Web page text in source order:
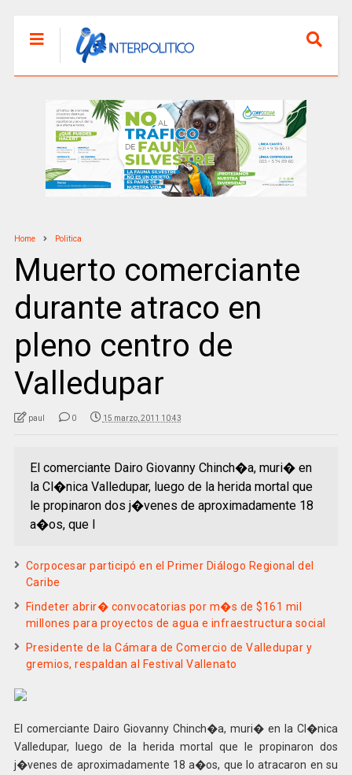
Home Politica
Muerto comerciante
durante atraco en
pleno centro de
Valledupar
paul 0 15 marzo, 2011 10:43
El comerciante Dairo Giovanny Chinch�a, muri� en
la Cl�nica Valledupar, luego de la herida mortal que
le propinaron dos j�venes de aproximadamente 18
a�os, que l
Corpocesar participó en el Primer Diálogo Regional del
Caribe
Findeter abrir� convocatorias por m�s de $161 mil
millones para proyectos de agua e infraestructura social
Presidente de la Cámara de Comercio de Valledupar y
gremios, respaldan al Festival Vallenato
El comerciante Dairo Giovanny Chinch�a, muri� en la Cl�nica
Valledupar, luego de la herida mortal que le propinaron dos
j�venes de aproximadamente 18 a�os, que lo atracaron en su